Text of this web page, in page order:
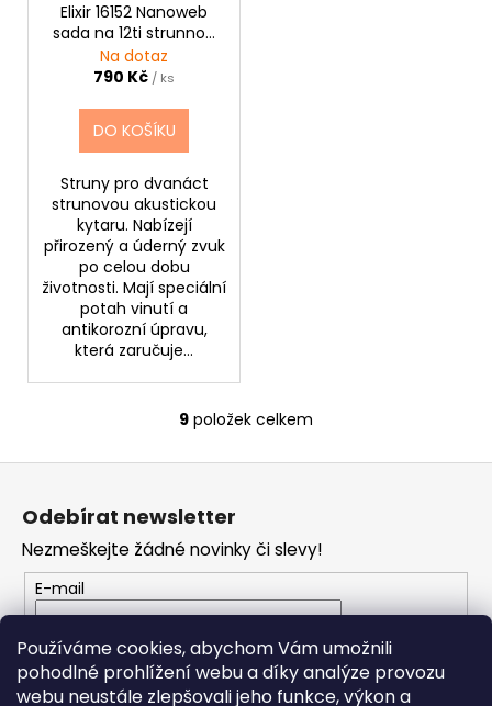
Používáme cookies, abychom Vám umožnili
pohodlné prohlížení webu a díky analýze provozu
webu neustále zlepšovali jeho funkce, výkon a
Elixir 16152 Nanoweb
sada na 12ti strunnou
kytarau
Na dotaz
790 Kč / ks
DO KOŠÍKU
Struny pro dvanáct
strunovou akustickou
kytaru. Nabízejí
přirozený a úderný zvuk
po celou dobu
životnosti. Mají speciální
potah vinutí a
antikorozní úpravu,
která zaručuje...
O
v
a
c
í
p
r
v
k
9 položek celkem
í
Odebírat newsletter
Nezmeškejte žádné novinky či slevy!
E-mail
Vložením e-mailu souhlasíte s podmínkami
ochrany osobních údajů